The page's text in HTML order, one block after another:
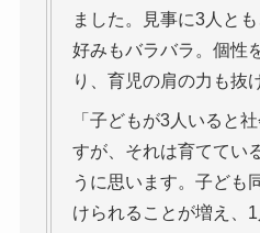
ました。見事に3人と
好みもバラバラ。個性
り、育児の肩の力も抜
「子どもが3人いると
すが、それは育ててい
うに思います。子ども
けられることが増え、